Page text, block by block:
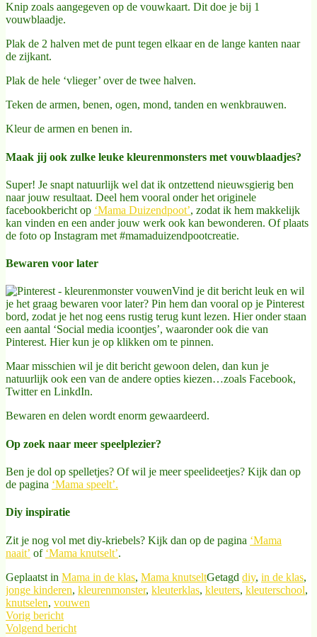
Knip zoals aangegeven op de vouwkaart. Dit doe je bij 1
vouwblaadje.
Plak de 2 halven met de punt tegen elkaar en de lange kanten naar
de zijkant.
Plak de hele ‘vlieger’ over de twee halven.
Teken de armen, benen, ogen, mond, tanden en wenkbrauwen.
Kleur de armen en benen in.
Maak jij ook zulke leuke kleurenmonsters met vouwblaadjes?
Super! Je snapt natuurlijk wel dat ik ontzettend nieuwsgierig ben
naar jouw resultaat. Deel hem vooral onder het originele
facebookbericht op ‘Mama Duizendpoot’, zodat ik hem makkelijk
kan vinden en een ander jouw werk ook kan bewonderen. Of plaats
de foto op Instagram met #mamaduizendpootcreatie.
Bewaren voor later
Vind je dit bericht leuk en wil
je het graag bewaren voor later? Pin hem dan vooral op je Pinterest
bord, zodat je het nog eens rustig terug kunt lezen. Hier onder staan
een aantal ‘Social media icoontjes’, waaronder ook die van
Pinterest. Hier kun je op klikken om te pinnen.
Maar misschien wil je dit bericht gewoon delen, dan kun je
natuurlijk ook een van de andere opties kiezen…zoals Facebook,
Twitter en LinkdIn.
Bewaren en delen wordt enorm gewaardeerd.
Op zoek naar meer speelplezier?
Ben je dol op spelletjes? Of wil je meer speelideetjes? Kijk dan op
de pagina ‘Mama speelt’.
Diy inspiratie
Zit je nog vol met diy-kriebels? Kijk dan op de pagina ‘Mama
naait’ of ‘Mama knutselt’.
Geplaatst in Mama in de klas, Mama knutseltGetagd diy, in de klas,
jonge kinderen, kleurenmonster, kleuterklas, kleuters, kleuterschool,
knutselen, vouwen
Bericht
navigatie
Vorig bericht
Volgend bericht